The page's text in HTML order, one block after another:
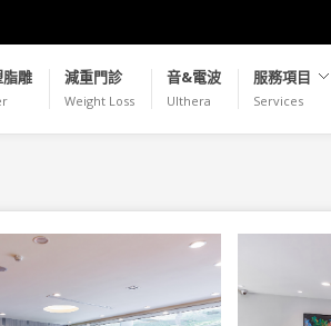
脂雕 減重門診
Weight Loss
音&電波
Ulthera
服務項目
Services